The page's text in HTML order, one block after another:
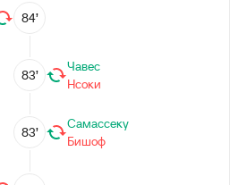
84’
83’
Чавес
Нсоки
83’
Самассеку
Бишоф